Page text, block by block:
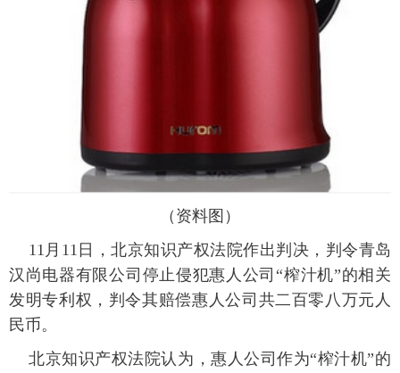
（资料图）
11月11日，北京知识产权法院作出判决，判令青岛
汉尚电器有限公司停止侵犯惠人公司“榨汁机”的相关
发明专利权，判令其赔偿惠人公司共二百零八万元人
民币。
北京知识产权法院认为，惠人公司作为“榨汁机”的